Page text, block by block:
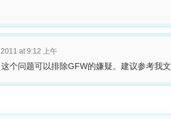
at 9:12 上午
个问题可以排除GFW的嫌疑。建议参考我文